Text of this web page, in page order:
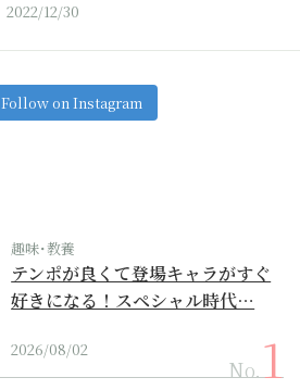
2022/12/30
Follow on Instagram
趣味･教養
テンポが良くて登場キャラがすぐ
好きになる！スペシャル時代…
2026/08/02
No.